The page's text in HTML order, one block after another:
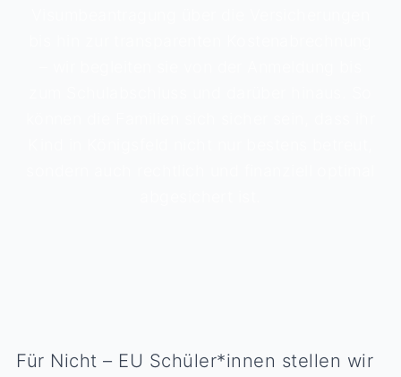
Für Nicht – EU Schüler*innen stellen wir